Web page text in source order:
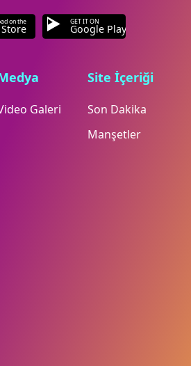
on the GET IT ON
Google Play
Galeri
Site İçeriği
Son Dakika
Manşetler